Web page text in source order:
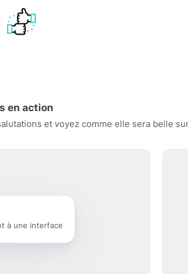
en action
et voyez comme elle sera belle
à une interface